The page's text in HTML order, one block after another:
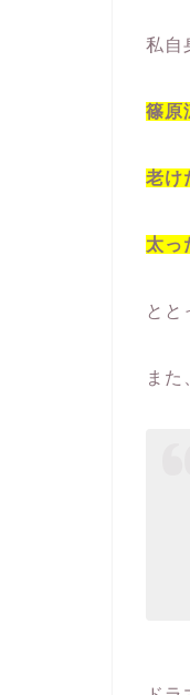
私自
篠原
老け
太っ
とと
また